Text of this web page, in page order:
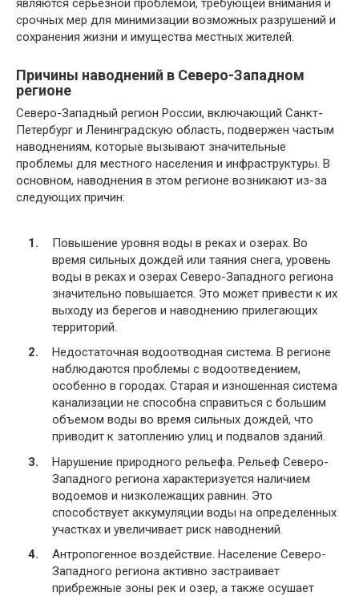
являются серьезной проблемой, требующей внимания и
срочных мер для минимизации возможных разрушений и
сохранения жизни и имущества местных жителей.
Причины наводнений в Северо-Западном
регионе
Северо-Западный регион России, включающий Санкт-
Петербург и Ленинградскую область, подвержен частым
наводнениям, которые вызывают значительные
проблемы для местного населения и инфраструктуры. В
основном, наводнения в этом регионе возникают из-за
следующих причин:
Повышение уровня воды в реках и озерах. Во
время сильных дождей или таяния снега, уровень
воды в реках и озерах Северо-Западного региона
значительно повышается. Это может привести к их
выходу из берегов и наводнению прилегающих
территорий.
Недостаточная водоотводная система. В регионе
наблюдаются проблемы с водоотведением,
особенно в городах. Старая и изношенная система
канализации не способна справиться с большим
объемом воды во время сильных дождей, что
приводит к затоплению улиц и подвалов зданий.
Нарушение природного рельефа. Рельеф Северо-
Западного региона характеризуется наличием
водоемов и низколежащих равнин. Это
способствует аккумуляции воды на определенных
участках и увеличивает риск наводнений.
Антропогенное воздействие. Население Северо-
Западного региона активно застраивает
прибрежные зоны рек и озер, а также осушает